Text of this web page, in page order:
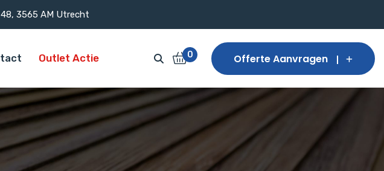
3565 AM Utrecht
Outlet Actie 0 Offerte Aanvragen